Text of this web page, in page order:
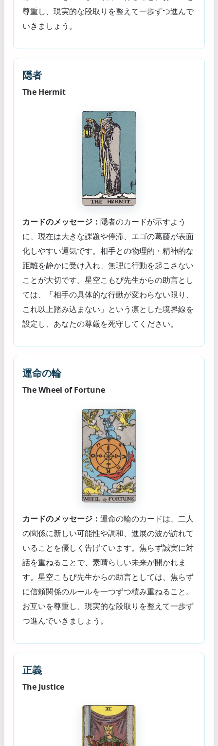
尊重し、現実的な段取りを整えて一歩ずつ進んで
いきましょう。
隠者
The Hermit
カードのメッセージ： 隠者のカードが示すよう
に、現在は大きな課題や停滞、エゴの葛藤が表面
化しやすい運気です。相手との物理的・精神的な
距離を静かに受け入れ、無理に行動を起こさない
ことが大切です。星空こもぴ先生からの助言とし
ては、「相手の具体的な行動が変わらない限り、
これ以上踏み込まない」という凛とした境界線を
設定し、あなたの尊厳を死守してください。
運命の輪
The Wheel of Fortune
カードのメッセージ： 運命の輪のカードは、二人
の関係に新しい可能性や調和、進展の波が訪れて
いることを優しく告げています。焦らず誠実に対
話を重ねることで、素晴らしい未来が開かれま
す。星空こもぴ先生からの助言としては、焦らず
に信頼関係のルールを一つずつ積み重ねること。
お互いを尊重し、現実的な段取りを整えて一歩ず
つ進んでいきましょう。
正義
The Justice